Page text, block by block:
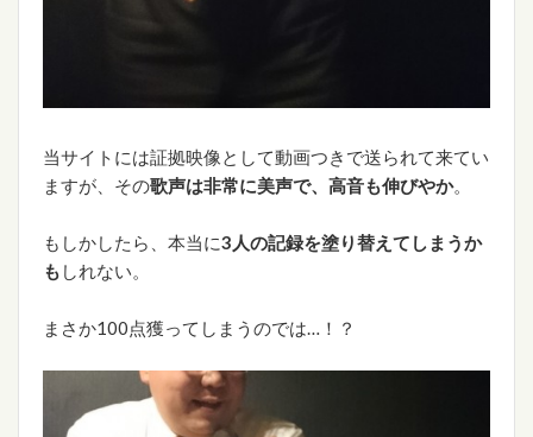
当サイトには証拠映像として動画つきで送られて来てい
ますが、その歌声は非常に美声で、高音も伸びやか。
もしかしたら、本当に3人の記録を塗り替えてしまうか
も しれない。
まさか100点獲ってしまうのでは…！？